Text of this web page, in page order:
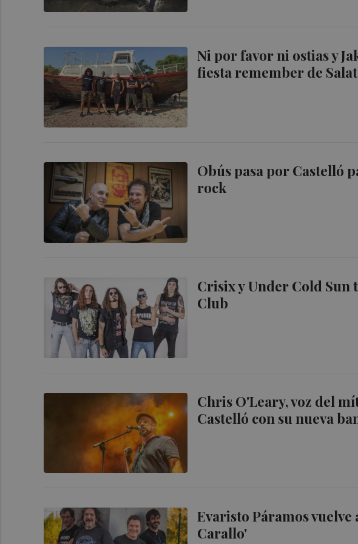
Ni por favor ni ostias y
fiesta remember de
Obús pasa por Castelló
rock
Crisix y Under Cold Sun
Club
Chris O'Leary, voz del
Castelló con su nueva
Evaristo Páramos
Carallo'